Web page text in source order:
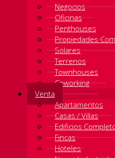
Negocios
Oficinas
Penthouses
Propiedades
Solares
Terrenos
Townhouses
Coworking
Venta
Apartamentos
Casas / Villas
Edificios
Fincas
Hoteles